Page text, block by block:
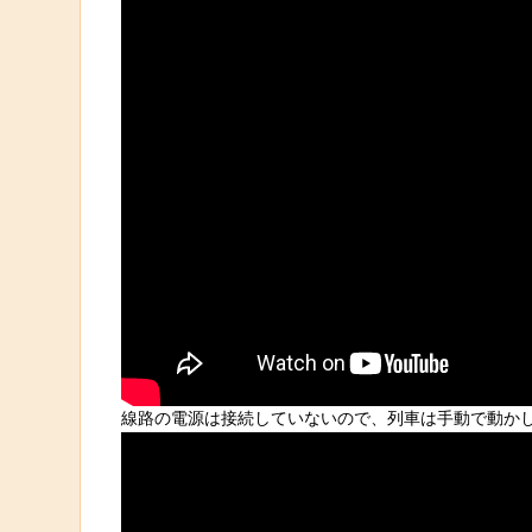
線路の電源は接続していないので、列車は手動で動か